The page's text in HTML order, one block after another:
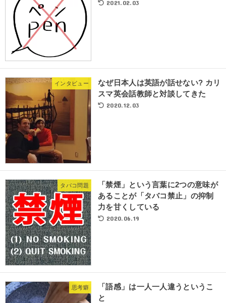
2021.02.03
インタビュー
なぜ日本人は英語が話せない? カリ
スマ英会話教師と対談してきた
2020.12.03
タバコ問題
「禁煙」という言葉に2つの意味が
あることが「タバコ禁止」の抑制
力を甘くしている
2020.06.19
思考癖
「語感」は一人一人違うというこ
と